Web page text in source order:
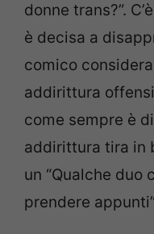
donne trans?”.
è decisa a
comico
addirittura
come sempre è
addirittura tira in
un “Qualche duo
prendere